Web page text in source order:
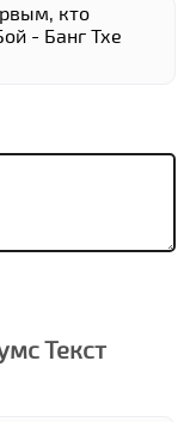
кто
- Банг Тхе
Текст